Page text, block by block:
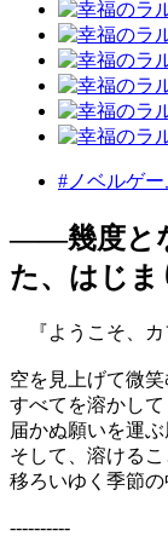
#ノベルゲー
――幾度と
た、はじま
『ようこそ、カ
空を見上げて微笑
すべてを溶かして
届かぬ願いを運ぶ
そして、溶けるこ
移ろいゆく季節
----------